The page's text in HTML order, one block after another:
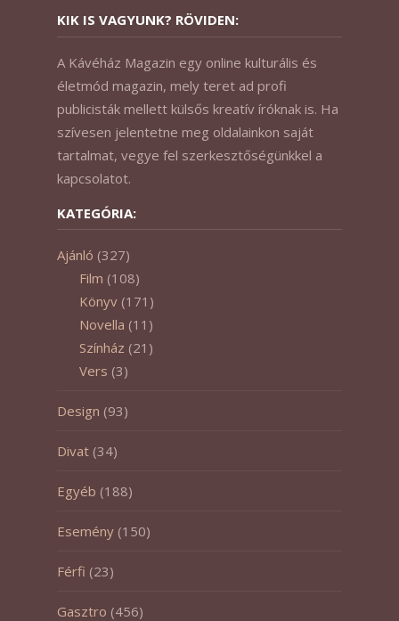
KIK IS VAGYUNK? RÖVIDEN:
A Kávéház Magazin egy online kulturális és
életmód magazin, mely teret ad profi
publicisták mellett külsős kreatív íróknak is. Ha
szívesen jelentetne meg oldalainkon saját
tartalmat, vegye fel szerkesztőségünkkel a
kapcsolatot.
KATEGÓRIA:
Ajánló (327)
Film (108)
Könyv (171)
Novella (11)
Színház (21)
Vers (3)
Design (93)
Divat (34)
Egyéb (188)
Esemény (150)
Férfi (23)
Gasztro (456)